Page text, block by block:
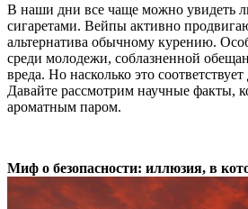
В наши дни все чаще можно увидеть
сигаретами. Вейпы активно
альтернатива обычному курению.
среди молодежи, соблазненной
вреда. Но насколько это
Давайте рассмотрим научные факты,
ароматным паром.
Миф о безопасности: иллюзия, в